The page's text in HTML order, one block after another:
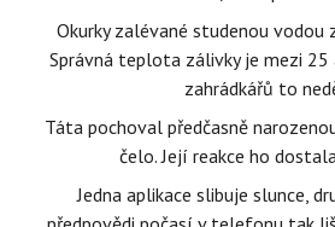
Okurky zalévané studenou vodou
Správná teplota zálivky je mezi 25
zahrádkářů to
Táta pochoval předčasně
čelo. Její reakce ho
Jedna aplikace slibuje slunce,